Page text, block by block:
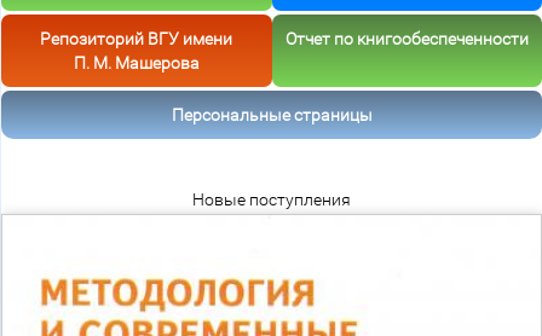
Репозиторий ВГУ имени
П. М. Машерова
Отчет по книгообеспеченности
Персональные страницы
Новые поступления